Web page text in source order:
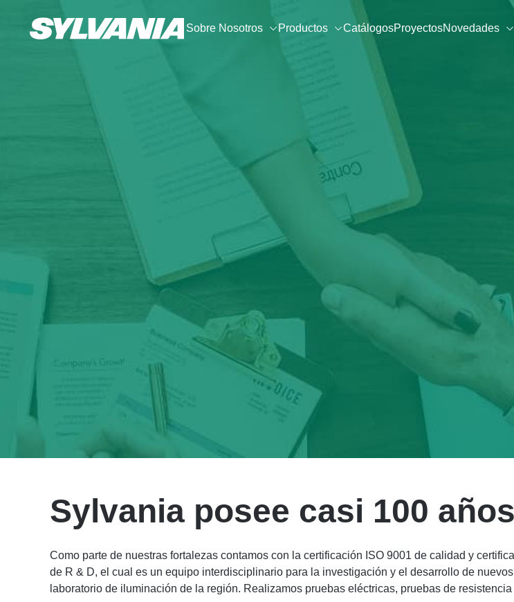
Sobre Nosotros Productos CatálogosProyectosNovedades
Sylvania posee casi 100
Como parte de nuestras fortalezas contamos con la certificación ISO 9001 de calidad y
de R & D, el cual es un equipo interdisciplinario para la investigación y el desarrollo de
laboratorio de iluminación de la región. Realizamos pruebas eléctricas, pruebas de